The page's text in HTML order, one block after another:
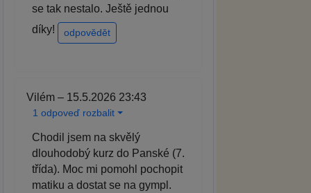
se tak nestalo. Ještě jednou
díky!
odpovědět
Vilém – 15.5.2026 23:43
1 odpoveď rozbalit
Chodil jsem na skvělý
dlouhodobý kurz do Panské (7.
třída). Moc mi pomohl pochopit
matiku a dostat se na gympl.